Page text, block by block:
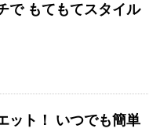
で もてもてスタイル
ット！ いつでも簡単